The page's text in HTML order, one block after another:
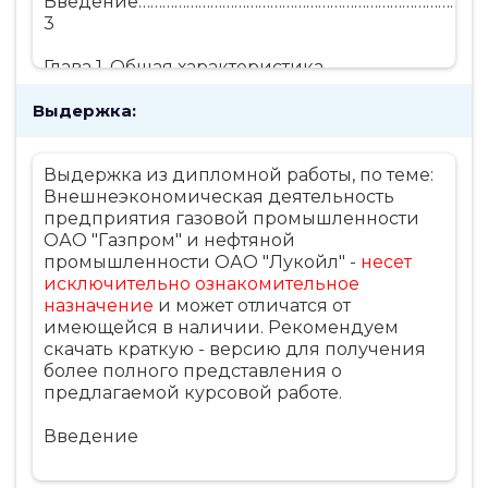
3
Глава 1. Общая характеристика
1.2. Виды внешнеэкономической
деятельности…………………………………5
1.3. Понятие внешнеэкономической
сделки……………………………………..7
1.4. Содержание
контракта………………………………………………………..8
Глава 2. Анализ и динамика показателей
внешнеэкономической
деятельности на примере предприятия
ОАО «Газпром» и ОАО «Лукойл»…15
2.1. Динамика показателей предприятия
«Лукойл» по экспорту, импорту
2.2. Темпы изменения показателей
Выдержка:
Выдержка из дипломной работы, по теме:
Внешнеэкономическая деятельность
предприятия газовой промышленности
ОАО "Газпром" и нефтяной
промышленности ОАО "Лукойл" - несет
исключительно ознакомительное
назначение и может отличатся от
имеющейся в наличии. Рекомендуем
скачать краткую - версию для получения
более полного представления о
предлагаемой курсовой работе.
Введение